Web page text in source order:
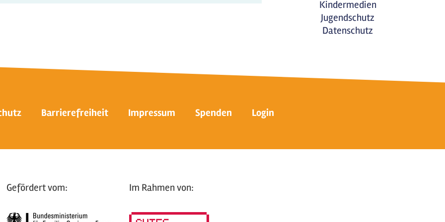
Kindermedien
Jugendschutz
Datenschutz
Barrierefreiheit Impressum Spenden Login
Gefördert vom: Im Rahmen von: